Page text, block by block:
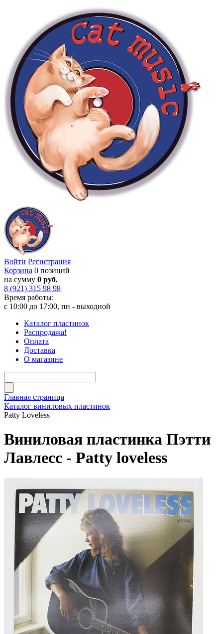
Войти Регистрация
Корзина 0 позиций
на сумму 0 руб.
8 (921) 315 98 98
Время работы:
с 10:00 до 17:00, пн - выходной
Каталог пластинок
Распродажа!
Оплата
Доставка
О магазине
Главная страница
Каталог виниловых пластинок
Patty Loveless
Виниловая пластинка Пэтти
Лавлесс - Patty loveless